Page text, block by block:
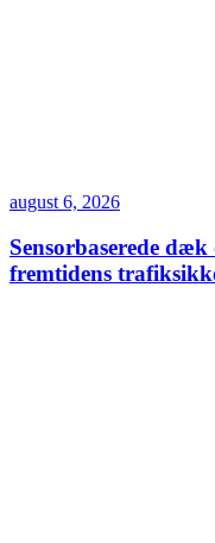
august 6, 2026
Sensorbaserede
fremtidens